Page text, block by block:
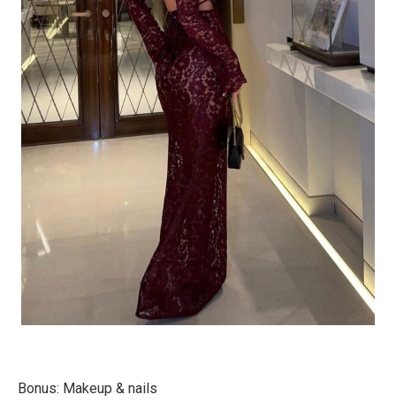
Bonus: Makeup & nails